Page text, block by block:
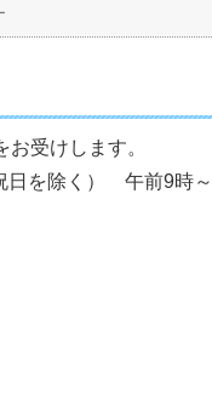
相談をお受けしま
前9時～